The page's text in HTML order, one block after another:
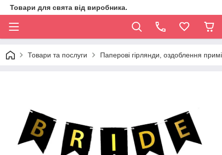
Товари для свята від виробника.
Товари та послуги Паперові гірлянди, оздоблення